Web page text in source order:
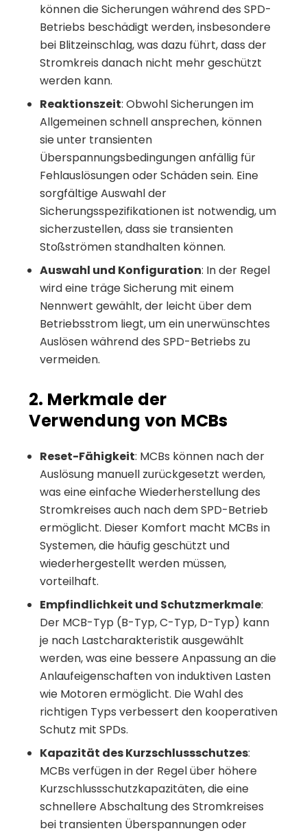
können die Sicherungen während des SPD-
Betriebs beschädigt werden, insbesondere
bei Blitzeinschlag, was dazu führt, dass der
Stromkreis danach nicht mehr geschützt
werden kann.
Reaktionszeit: Obwohl Sicherungen im
Allgemeinen schnell ansprechen, können
sie unter transienten
Überspannungsbedingungen anfällig für
Fehlauslösungen oder Schäden sein. Eine
sorgfältige Auswahl der
Sicherungsspezifikationen ist notwendig, um
sicherzustellen, dass sie transienten
Stoßströmen standhalten können.
Auswahl und Konfiguration: In der Regel
wird eine träge Sicherung mit einem
Nennwert gewählt, der leicht über dem
Betriebsstrom liegt, um ein unerwünschtes
Auslösen während des SPD-Betriebs zu
vermeiden.
2. Merkmale der
Verwendung von MCBs
Reset-Fähigkeit: MCBs können nach der
Auslösung manuell zurückgesetzt werden,
was eine einfache Wiederherstellung des
Stromkreises auch nach dem SPD-Betrieb
ermöglicht. Dieser Komfort macht MCBs in
Systemen, die häufig geschützt und
wiederhergestellt werden müssen,
vorteilhaft.
Empfindlichkeit und Schutzmerkmale:
Der MCB-Typ (B-Typ, C-Typ, D-Typ) kann
je nach Lastcharakteristik ausgewählt
werden, was eine bessere Anpassung an die
Anlaufeigenschaften von induktiven Lasten
wie Motoren ermöglicht. Die Wahl des
richtigen Typs verbessert den kooperativen
Schutz mit SPDs.
Kapazität des Kurzschlussschutzes:
MCBs verfügen in der Regel über höhere
Kurzschlussschutzkapazitäten, die eine
schnellere Abschaltung des Stromkreises
bei transienten Überspannungen oder